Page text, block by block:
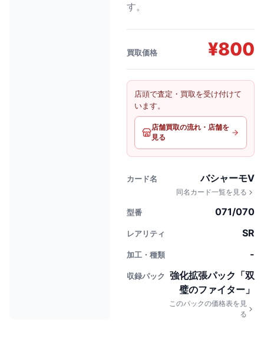
す。
買取価格 ¥800
店頭で査定・買取を受け付けて
います。
店舗買取の流れ・店舗を
見る
カード名 バシャーモV
同名カード一覧を見る
型番 071/070
レアリティ SR
加工・種類 -
収録パック
強化拡張パック「双
璧のファイター」
このパックの価格表を見
る